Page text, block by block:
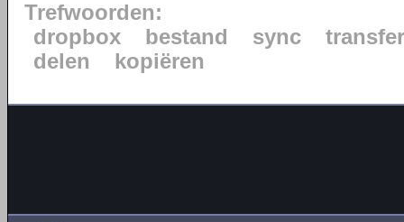
Trefwoorden:
dropbox
bestand sync
transfer
delen
kopiëren